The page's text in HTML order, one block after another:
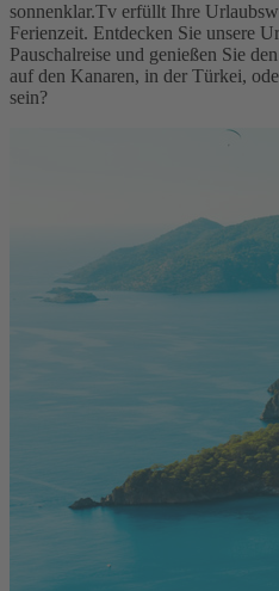
sonnenklar.Tv erfüllt Ihre
Ferienzeit. Entdecken Sie unsere
Pauschalreise und genießen Sie
auf den Kanaren, in der Türkei,
sein?